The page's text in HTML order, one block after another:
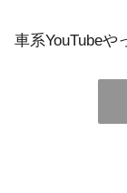
車系YouTubeや